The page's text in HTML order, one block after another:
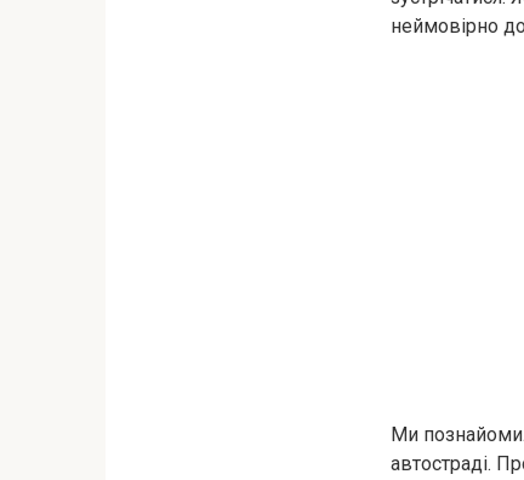
неймовірно
Ми
автостраді.